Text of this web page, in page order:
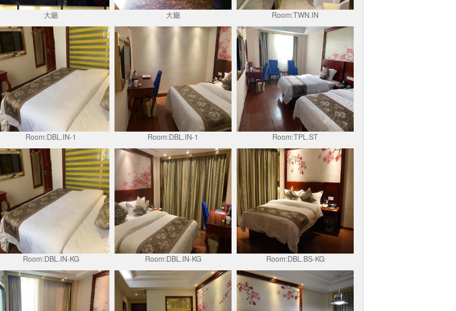
大廳 大廳 Room:TWN.IN
Room:DBL.IN-1 Room:DBL.IN-1 Room:TPL.ST
Room:DBL.IN-KG Room:DBL.IN-KG Room:DBL.BS-KG